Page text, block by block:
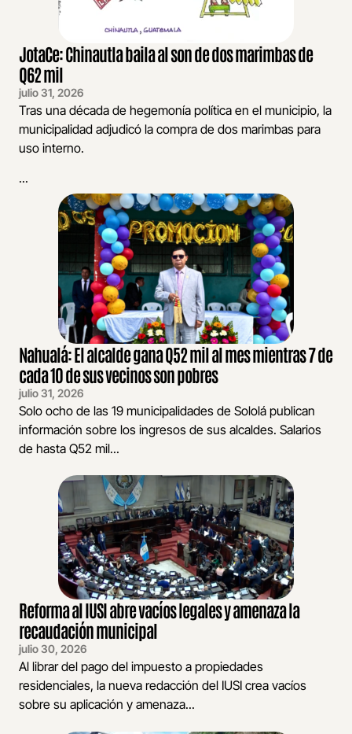
JotaCe: Chinautla baila al son de dos marimbas de
Q62 mil
julio 31, 2026
Tras una década de hegemonía política en el municipio, la
municipalidad adjudicó la compra de dos marimbas para
uso interno.
...
Nahualá: El alcalde gana Q52 mil al mes mientras 7 de
cada 10 de sus vecinos son pobres
julio 31, 2026
Solo ocho de las 19 municipalidades de Sololá publican
información sobre los ingresos de sus alcaldes. Salarios
de hasta Q52 mil...
Reforma al IUSI abre vacíos legales y amenaza la
recaudación municipal
julio 30, 2026
Al librar del pago del impuesto a propiedades
residenciales, la nueva redacción del IUSI crea vacíos
sobre su aplicación y amenaza...